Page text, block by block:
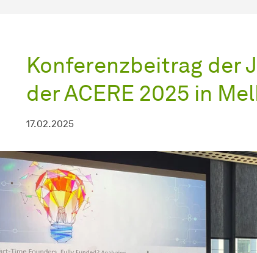
Konferenzbeitrag der
der ACERE 2025 in
17.02.2025